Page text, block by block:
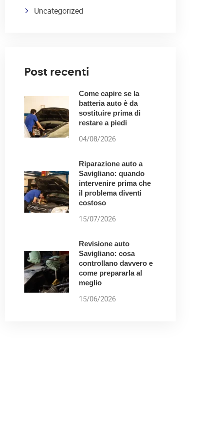
Uncategorized
Post recenti
Come capire se la
batteria auto è da
sostituire prima di
restare a piedi
04/08/2026
Riparazione auto a
Savigliano: quando
intervenire prima che
il problema diventi
costoso
15/07/2026
Revisione auto
Savigliano: cosa
controllano davvero e
come prepararla al
meglio
15/06/2026